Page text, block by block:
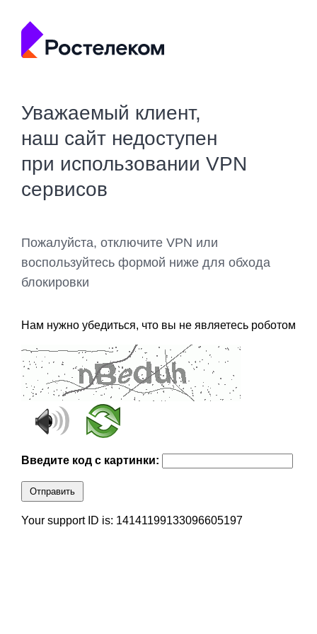
Уважаемый клиент,
наш сайт недоступен
при использовании VPN
сервисов
Пожалуйста, отключите VPN или
воспользуйтесь формой ниже для обхода
блокировки
Нам нужно убедиться, что вы не являетесь роботом
Введите код с картинки:
Отправить
Your support ID is: 14141199133096605197